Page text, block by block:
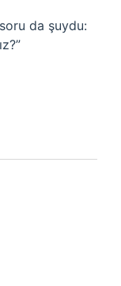
da şuydu: